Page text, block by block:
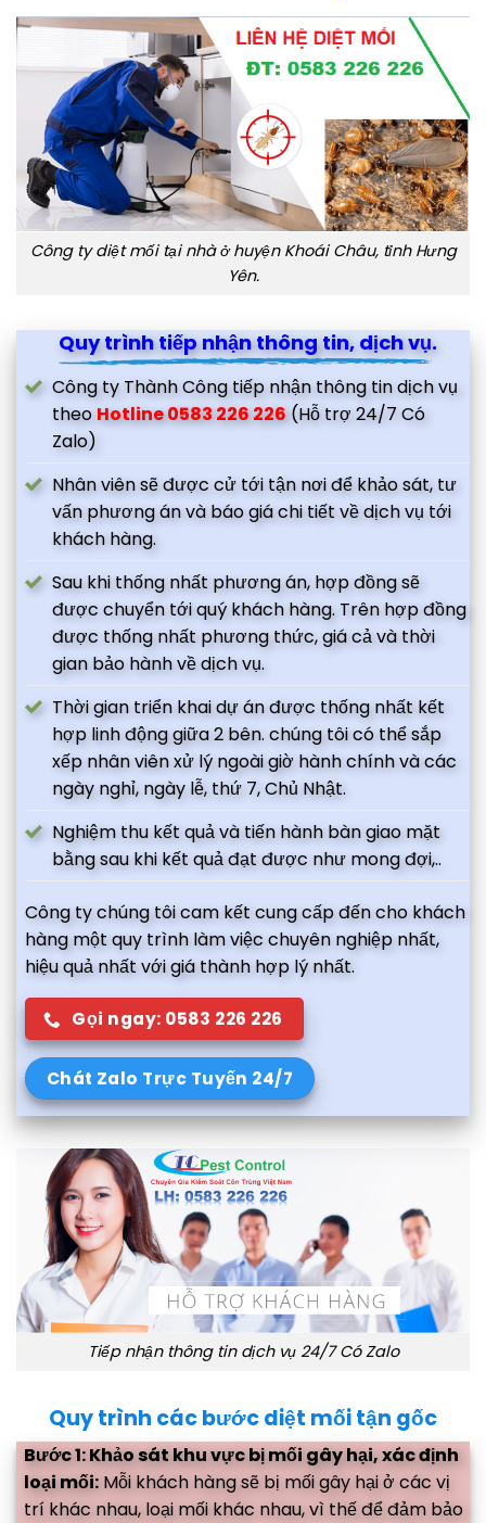
Công ty diệt mối tại nhà ở huyện Khoái Châu, tỉnh Hưng
Yên.
Quy trình tiếp nhận thông tin, dịch vụ.
Công ty Thành Công tiếp nhận thông tin dịch vụ
theo Hotline 0583 226 226(Hỗ trợ 24/7 Có
Zalo)
Nhân viên sẽ được cử tới tận nơi để khảo sát, tư
vấn phương án và báo giá chi tiết về dịch vụ tới
khách hàng.
Sau khi thống nhất phương án, hợp đồng sẽ
được chuyển tới quý khách hàng. Trên hợp đồng
được thống nhất phương thức, giá cả và thời
gian bảo hành về dịch vụ.
Thời gian triển khai dự án được thống nhất kết
hợp linh động giữa 2 bên. chúng tôi có thể sắp
xếp nhân viên xử lý ngoài giờ hành chính và các
ngày nghỉ, ngày lễ, thứ 7, Chủ Nhật.
Nghiệm thu kết quả và tiến hành bàn giao mặt
bằng sau khi kết quả đạt được như mong đợi,..
Công ty chúng tôi cam kết cung cấp đến cho khách
hàng một quy trình làm việc chuyên nghiệp nhất,
hiệu quả nhất với giá thành hợp lý nhất.
Gọi ngay: 0583 226 226
Chát Zalo Trực Tuyến 24/7
Tiếp nhận thông tin dịch vụ 24/7 Có Zalo
Quy trình các bước diệt mối tận gốc
Bước 1: Khảo sát khu vực bị mối gây hại, xác định
loại mối: Mỗi khách hàng sẽ bị mối gây hại ở các vị
trí khác nhau, loại mối khác nhau, vì thế để đảm bảo